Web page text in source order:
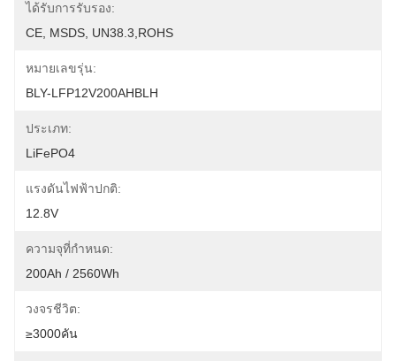
ได้รับการรับรอง:
CE, MSDS, UN38.3,ROHS
หมายเลขรุ่น:
BLY-LFP12V200AHBLH
ประเภท:
LiFePO4
แรงดันไฟฟ้าปกติ:
12.8V
ความจุที่กำหนด:
200Ah / 2560Wh
วงจรชีวิต:
≥3000คัน